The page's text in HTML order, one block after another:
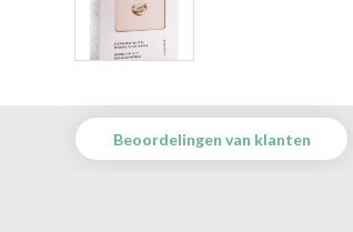
Beoordelingen van klanten